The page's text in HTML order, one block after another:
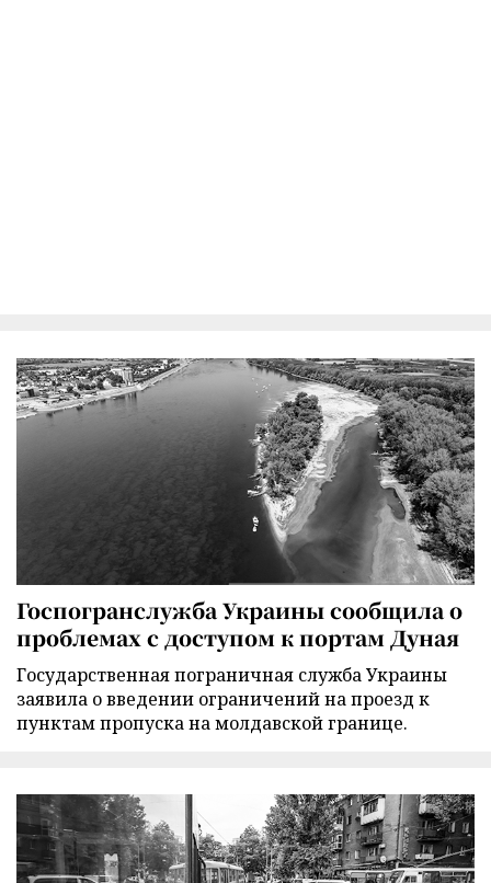
Госпогранслужба Украины сообщила о
проблемах с доступом к портам Дуная
Государственная пограничная служба Украины
заявила о введении ограничений на проезд к
пунктам пропуска на молдавской границе.